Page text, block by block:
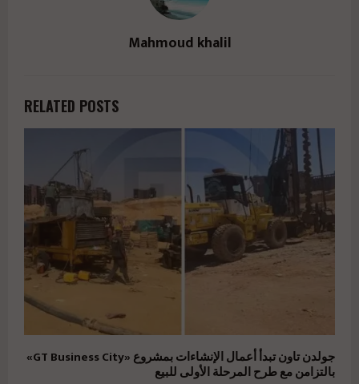
Mahmoud khalil
RELATED POSTS
جولدن تاون تبدأ أعمال الإنشاءات بمشروع «GT Business City»
بالتزامن مع طرح المرحلة الأولى للبيع